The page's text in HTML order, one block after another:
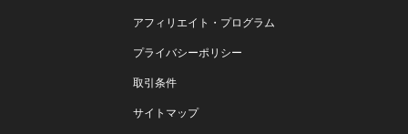
アフィリエイト・プログラム
プライバシーポリシー
取引条件
サイトマップ